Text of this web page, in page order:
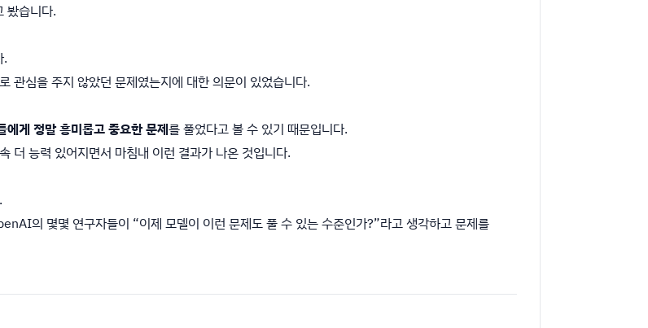
봤습니다.
.
관심을 주지 않았던 문제였는지에 대한 의문이 있었습니다.
에게 정말 흥미롭고 중요한 문제를 풀었다고 볼 수 있기 때문입니다.
더 능력 있어지면서 마침내 이런 결과가 나온 것입니다.
의 몇몇 연구자들이 “이제 모델이 이런 문제도 풀 수 있는 수준인가?”라고 생각하고 문제를